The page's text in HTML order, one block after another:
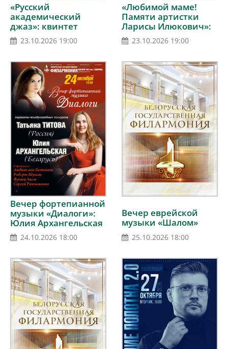
«Русский
академический
джаз»: квинтет
Константина
Хазановича (Санкт-
23.10.2026 19:00
«Любимой маме!
Памяти артистки
Ларисы Илюкович»:
народный артист
Беларуси Игорь
(фортепиано)
23.10.2026 19:00
Вечер фортепианной
музыки «Диалоги»:
Юлия Архангельская
(Беларусь), Татьяна
Титова (Россия)
24.10.2026 18:00
Вечер еврейской
музыки «Шалом»
25.10.2026 18:00